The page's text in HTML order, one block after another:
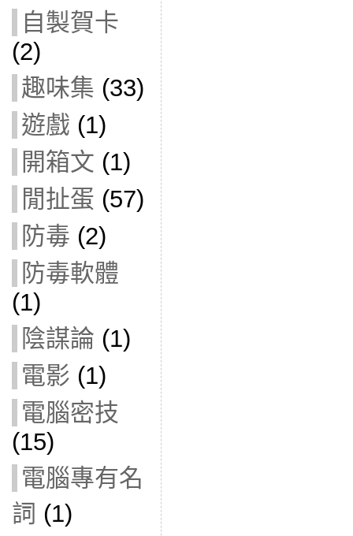
自製賀卡
(2)
趣味集 (33)
遊戲 (1)
開箱文 (1)
閒扯蛋 (57)
防毒 (2)
防毒軟體
(1)
陰謀論 (1)
電影 (1)
電腦密技
(15)
電腦專有名
詞 (1)